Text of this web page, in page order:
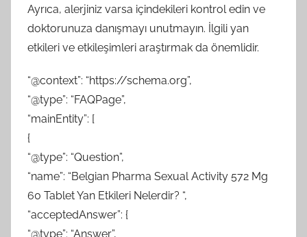
Ayrıca, alerjiniz varsa içindekileri kontrol edin ve
doktorunuza danışmayı unutmayın. İlgili yan
etkileri ve etkileşimleri araştırmak da önemlidir.
“@context”: “https://schema.org”,
“@type”: “FAQPage”,
“mainEntity”: [
{
“@type”: “Question”,
“name”: “Belgian Pharma Sexual Activity 572 Mg
60 Tablet Yan Etkileri Nelerdir? “,
“acceptedAnswer”: {
“@type”: “Answer”,